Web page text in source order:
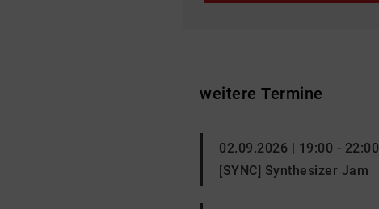
weitere Termine
02.09.2026 | 19:00 -
[SYNC] Synthesizer Jam